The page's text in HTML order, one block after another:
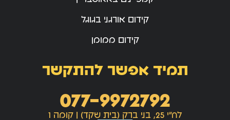
קידום אורגני בגוגל
קידום ממומן
תמיד אפשר להתקשר
077-9972792
לח"י 25, בני ברק (בית שקד) | קומה 1